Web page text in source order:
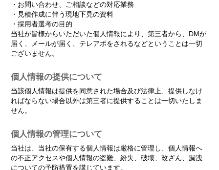
・お問い合わせ、ご相談などの対応業務
・見積作成に伴う現地下見の資料
・採用者選考の目的
当社が皆様からいただいた個人情報により、第三者から、DMが
届く、メールが届く、テレアポをされるなどということは一切
ございません。
個人情報の提供について
当該個人情報は提供を同意された場合及び法律上、提供しなけ
ればならない場合以外は第三者に提供することは一切いたしま
せん。
個人情報の管理について
当社は、当社の保有する個人情報は厳格に管理し、個人情報へ
の不正アクセスや個人情報の盗難、紛失、破壊、改ざん、漏洩
についての予防措置を講じています。